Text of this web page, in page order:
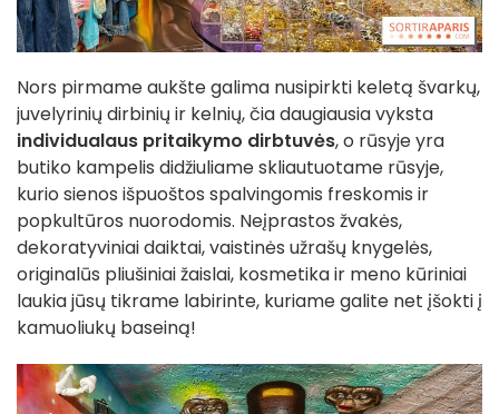
Nors pirmame aukšte galima nusipirkti keletą švarkų,
juvelyrinių dirbinių ir kelnių, čia daugiausia vyksta
individualaus pritaikymo dirbtuvės, o rūsyje yra
butiko kampelis didžiuliame skliautuotame rūsyje,
kurio sienos išpuoštos spalvingomis freskomis ir
popkultūros nuorodomis. Neįprastos žvakės,
dekoratyviniai daiktai, vaistinės užrašų knygelės,
originalūs pliušiniai žaislai, kosmetika ir meno kūriniai
laukia jūsų tikrame labirinte, kuriame galite net įšokti į
kamuoliukų baseiną!